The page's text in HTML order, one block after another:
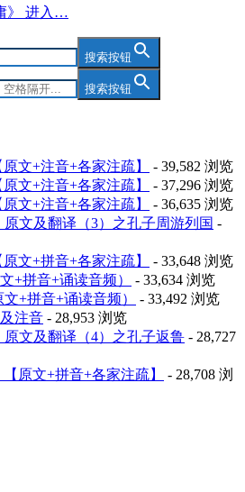
》 进入…
搜索按钮
搜索按钮
文+注音+各家注疏】
- 39,582 浏览
文+注音+各家注疏】
- 37,296 浏览
文+注音+各家注疏】
- 36,635 浏览
原文及翻译（3）之孔子周游列国 -
文+拼音+各家注疏】
- 33,648 浏览
+拼音+诵读音频）
- 33,634 浏览
+拼音+诵读音频）
- 33,492 浏览
注音 - 28,953 浏览
原文及翻译（4）之孔子返鲁 - 28,727
原文+拼音+各家注疏】
- 28,708 浏